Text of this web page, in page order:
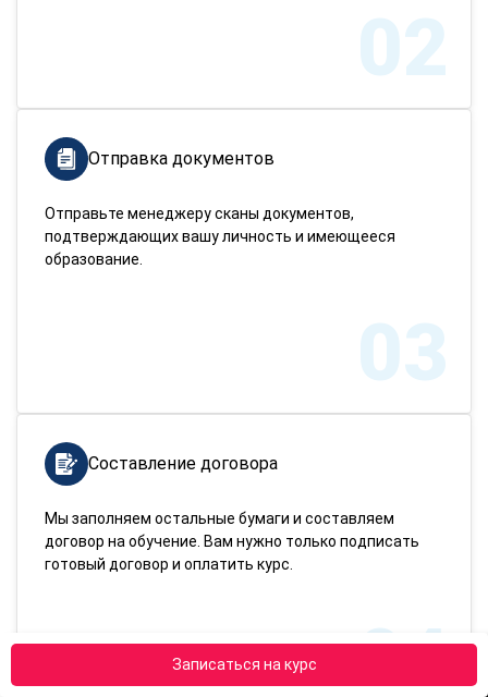
Записаться на курс
02
Отправка документов
Отправьте менеджеру сканы документов,
подтверждающих вашу личность и имеющееся
образование.
03
Составление договора
Мы заполняем остальные бумаги и составляем
договор на обучение. Вам нужно только подписать
готовый договор и оплатить курс.
04